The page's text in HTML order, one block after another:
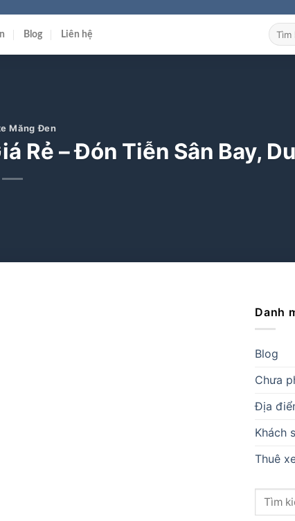
Blog Liên hệ
Tìm
kiếm:
Măng Đen
Rẻ – Đón Tiễn Sân Bay,
Danh
Blog
Chưa
Địa
Khách
Thuê